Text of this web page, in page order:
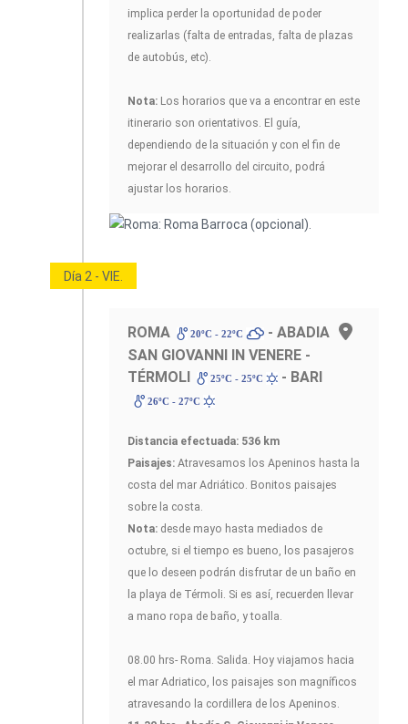
implica perder la oportunidad de poder
realizarlas (falta de entradas, falta de plazas
de autobús, etc).
Nota: Los horarios que va a encontrar en este
itinerario son orientativos. El guía,
dependiendo de la situación y con el fin de
mejorar el desarrollo del circuito, podrá
ajustar los horarios.
Día 2 - VIE.
ROMA 20ºC - 22ºC
- ABADIA
SAN GIOVANNI IN VENERE -
TÉRMOLI
25ºC - 25ºC - BARI
26ºC - 27ºC
Distancia efectuada: 536 km
Paisajes: Atravesamos los Apeninos hasta la
costa del mar Adriático. Bonitos paisajes
sobre la costa.
Nota: desde mayo hasta mediados de
octubre, si el tiempo es bueno, los pasajeros
que lo deseen podrán disfrutar de un baño en
la playa de Térmoli. Si es así, recuerden llevar
a mano ropa de baño, y toalla.
08.00 hrs- Roma. Salida. Hoy viajamos hacia
el mar Adriatico, los paisajes son magníficos
atravesando la cordillera de los Apeninos.